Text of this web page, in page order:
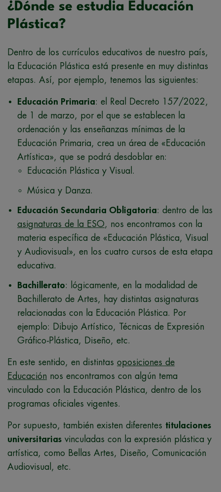
¿Dónde se estudia Educación
Plástica?
Dentro de los currículos educativos de nuestro país,
la Educación Plástica está presente en muy distintas
etapas. Así, por ejemplo, tenemos las siguientes:
Educación Primaria: el Real Decreto 157/2022,
de 1 de marzo, por el que se establecen la
ordenación y las enseñanzas mínimas de la
Educación Primaria, crea un área de «Educación
Artística», que se podrá desdoblar en:
Educación Plástica y Visual.
Música y Danza.
Educación Secundaria Obligatoria: dentro de las
asignaturas de la ESO, nos encontramos con la
materia específica de «Educación Plástica, Visual
y Audiovisual», en los cuatro cursos de esta etapa
educativa.
Bachillerato: lógicamente, en la modalidad de
Bachillerato de Artes, hay distintas asignaturas
relacionadas con la Educación Plástica. Por
ejemplo: Dibujo Artístico, Técnicas de Expresión
Gráfico-Plástica, Diseño, etc.
En este sentido, en distintas oposiciones de
Educación nos encontramos con algún tema
vinculado con la Educación Plástica, dentro de los
programas oficiales vigentes.
Por supuesto, también existen diferentes titulaciones
universitarias vinculadas con la expresión plástica y
artística, como Bellas Artes, Diseño, Comunicación
Audiovisual, etc.